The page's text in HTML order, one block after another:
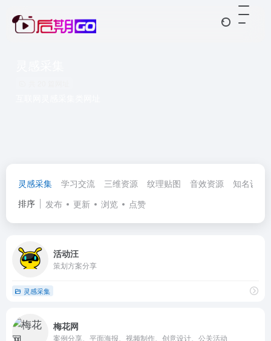
灵感采集 学习交流 三维资源 纹理贴图 音效资源
知名设计
排序
发布 更新 浏览 点赞
活动汪
策划方案分享
灵感采集
梅花网
案例分享、平面海报、视频制作、创意设计、公关活动